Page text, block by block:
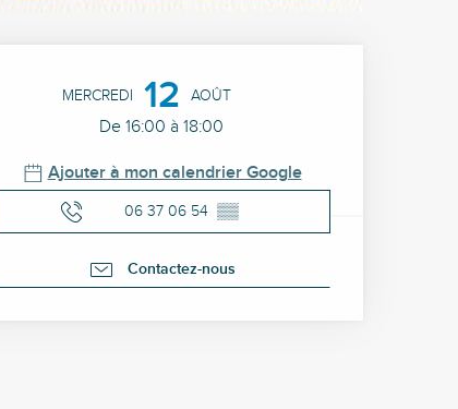
et
MERCREDI 12 AOÛT
De 16:00 à 18:00
Ajouter à mon calendrier Google
06 37 06 54 ▒▒
Contactez-nous